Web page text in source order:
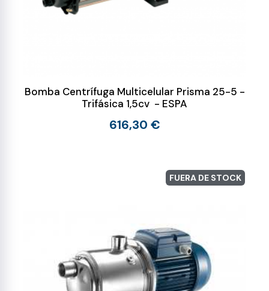
Bomba Centrífuga Multicelular Prisma 25-5 -
Trifásica 1,5cv - ESPA
616,30 €
FUERA DE STOCK